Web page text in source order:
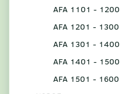
AFA 1101 - 1200
AFA 1201 - 1300
AFA 1301 - 1400
AFA 1401 - 1500
AFA 1501 - 1600